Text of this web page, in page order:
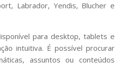
Labrador, Yendis, Blucher e
para desktop, tablets e
intuitiva. É possível procurar
assuntos ou conteúdos